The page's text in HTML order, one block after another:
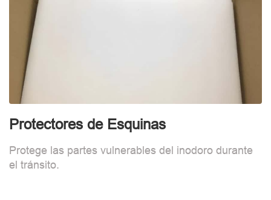
Protectores de Esquinas
Protege las partes vulnerables del inodoro durante
el tránsito.